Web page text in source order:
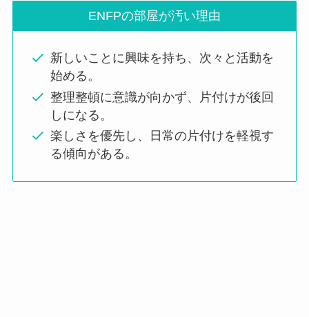
ENFPの部屋が汚い理由
新しいことに興味を持ち、次々と活動を
始める。
整理整頓に意識が向かず、片付けが後回
しになる。
楽しさを優先し、日常の片付けを軽視す
る傾向がある。